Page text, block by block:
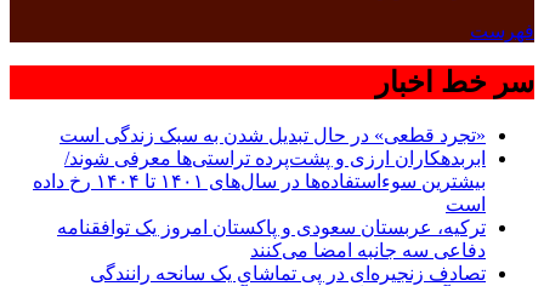
فهرست
سر خط اخبار
«تجرد قطعی» در حال تبدیل شدن به سبک زندگی است
ابربدهکاران ارزی و پشت‌پرده تراستی‌ها معرفی شوند/
بیشترین سوءاستفاده‌ها در سال‌های ۱۴۰۱ تا ۱۴۰۴ رخ داده
است
ترکیه، عربستان سعودی و پاکستان امروز یک توافقنامه
دفاعی سه جانبه امضا می‌کنند
تصادف زنجیره‌ای در پی تماشای یک سانحه رانندگی